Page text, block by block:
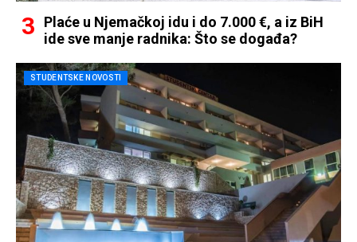
Plaće u Njemačkoj idu i do 7.000 €, a iz BiH
ide sve manje radnika: Što se događa?
STUDENTSKE NOVOSTI